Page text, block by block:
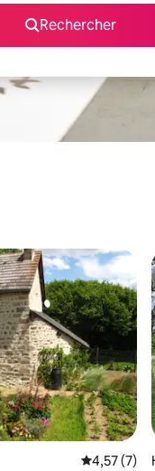
Rechercher
Évaluation
4,57 (7)